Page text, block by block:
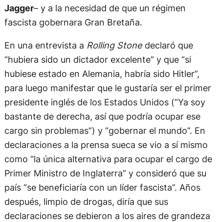
Jagger– y a la necesidad de que un régimen
fascista gobernara Gran Bretaña.
En una entrevista a Rolling Stonedeclaró que
“hubiera sido un dictador excelente” y que “si
hubiese estado en Alemania, habría sido Hitler”,
para luego manifestar que le gustaría ser el primer
presidente inglés de los Estados Unidos (“Ya soy
bastante de derecha, así que podría ocupar ese
cargo sin problemas”) y “gobernar el mundo”. En
declaraciones a la prensa sueca se vio a sí mismo
como “la única alternativa para ocupar el cargo de
Primer Ministro de Inglaterra” y consideró que su
país “se beneficiaría con un líder fascista”. Años
después, limpio de drogas, diría que sus
declaraciones se debieron a los aires de grandeza